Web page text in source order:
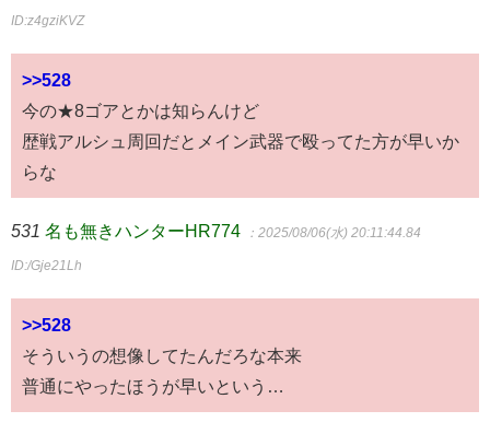
ID:z4gziKVZ
>>528
今の★8ゴアとかは知らんけど
歴戦アルシュ周回だとメイン武器で殴ってた方が早いか
らな
531 名も無きハンターHR774 ：2025/08/06(水) 20:11:44.84
ID:/Gje21Lh
>>528
そういうの想像してたんだろな本来
普通にやったほうが早いという…